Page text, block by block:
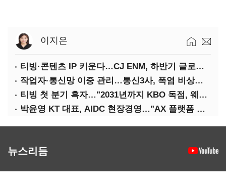
이지은
티빙·콘텐츠 IP 키운다…CJ ENM, 하반기 글로벌 확장 가속
작업자·통신망 이중 관리…통신3사, 폭염 비상대응 돌입
티빙 첫 분기 흑자…"2031년까지 KBO 독점, 웨이브 합병도 속도"
박윤영 KT 대표, AIDC 현장경영…"AX 플랫폼 핵심 인프라로 키운다"
뉴스리듬